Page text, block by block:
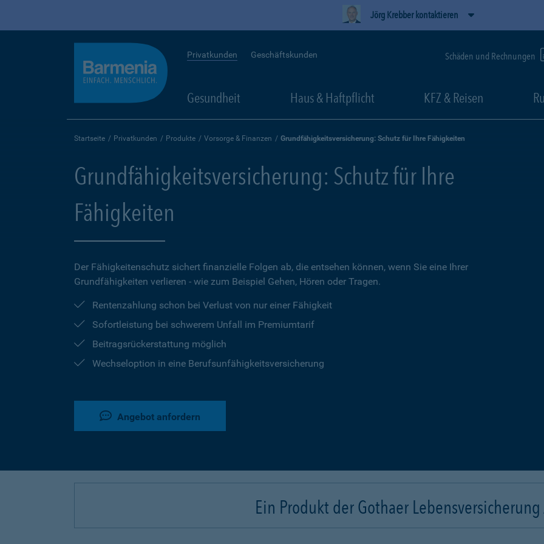
Jörg Krebber kontaktieren
Privatkunden Geschäftskunden Schäden und Rechnungen
Gesundheit Haus & Haftpflicht KFZ & Reisen
Startseite Privatkunden Produkte Vorsorge & Finanzen Grundfähigkeitsversicherung: Schutz für Ihre Fähigkeiten
Grundfähigkeitsversicherung: Schutz für Ihre
Fähigkeiten
Der Fähigkeitenschutz sichert finanzielle Folgen ab, die entsehen können, wenn Sie eine Ihrer
Grundfähigkeiten verlieren - wie zum Beispiel Gehen, Hören oder Tragen.
Rentenzahlung schon bei Verlust von nur einer Fähigkeit
Sofortleistung bei schwerem Unfall im Premiumtarif
Beitragsrückerstattung möglich
Wechseloption in eine Berufsunfähigkeitsversicherung
Angebot anfordern
Ein Produkt der Gothaer Lebensversicherung